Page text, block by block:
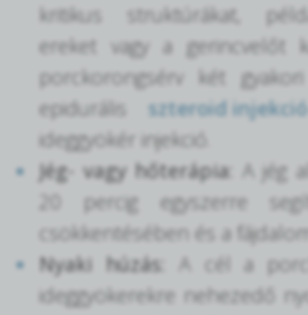
kritikus struktúrákat,
ereket vagy a gerincvelőt
porckorongsérv két
epidurális szteroid injekció
ideggyökér injekció.
Jég- vagy hőterápia: A jég
20 percig egyszerre
csökkentésében és a
Nyaki húzás:
A cél a
ideggyökerekre nehezedő